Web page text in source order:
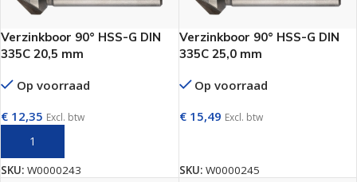
Verzinkboor 90° HSS-G DIN
335C 20,5 mm
Op voorraad
€ 12,35 Excl. btw
SKU: W0000243
Verzinkboor 90° HSS-G DIN
335C 25,0 mm
Op voorraad
€15,49 Excl. btw
SKU: W0000245